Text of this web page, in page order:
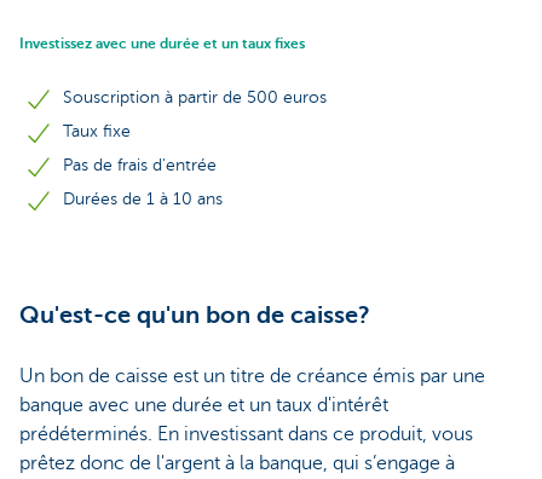
Investissez avec une durée et un taux fixes
Souscription à partir de 500 euros
Taux fixe
Pas de frais d'entrée
Durées de 1 à 10 ans
Qu'est-ce qu'un bon de caisse?
Un bon de caisse est un titre de créance émis par une
banque avec une durée et un taux d'intérêt
prédéterminés. En investissant dans ce produit, vous
prêtez donc de l'argent à la banque, qui s’engage à